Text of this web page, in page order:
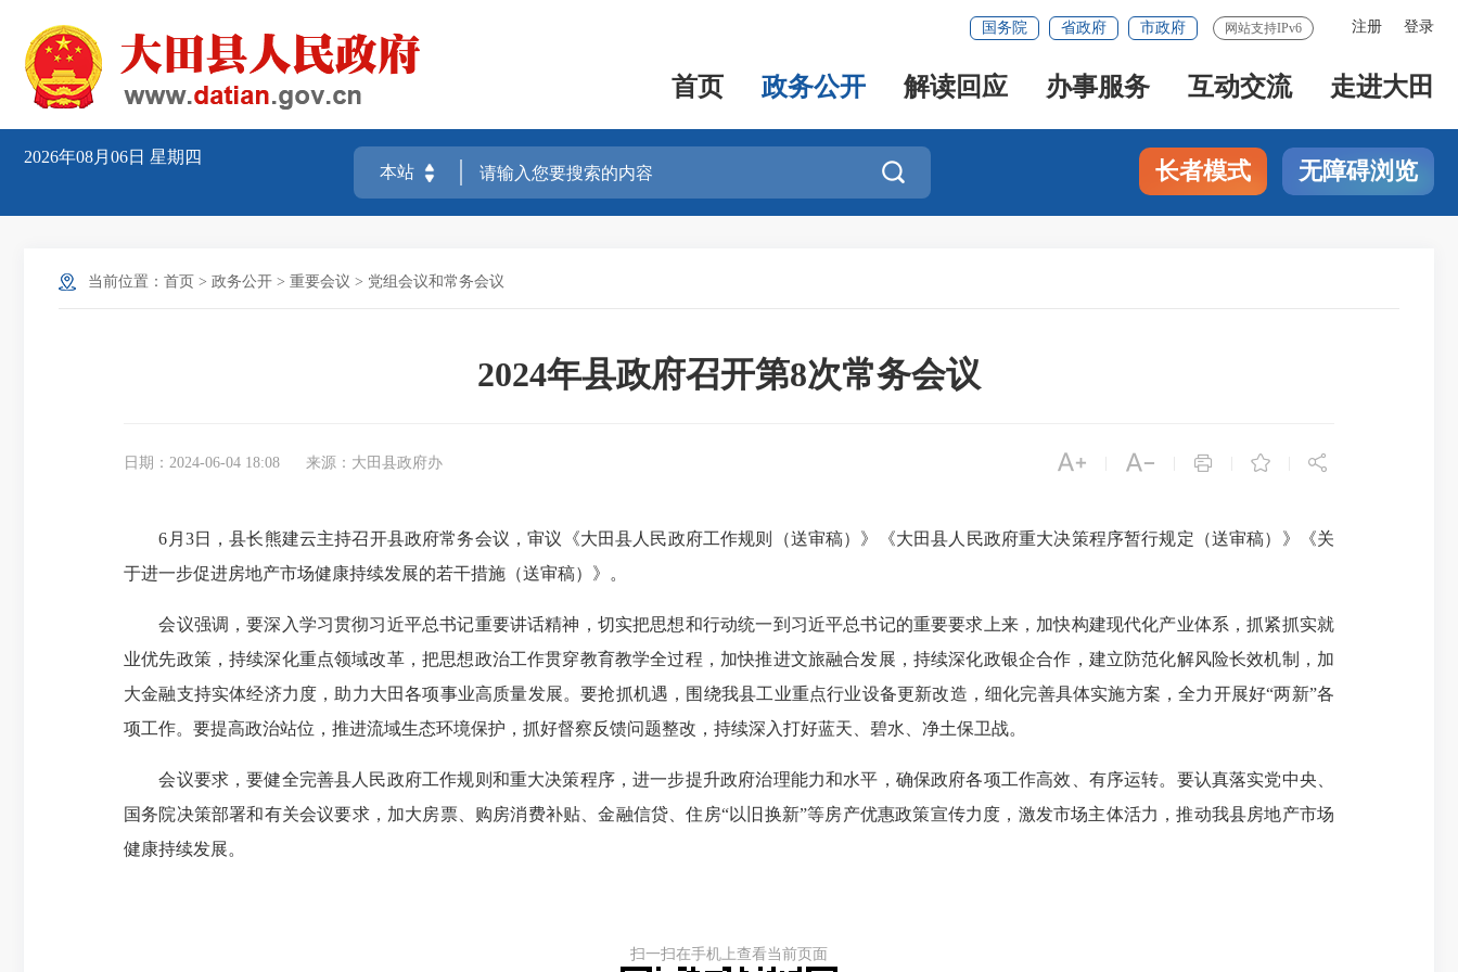
注册 登录
国务院 省政府 市政府 网站支持IPv6
首页 政务公开 解读回应 办事服务 互动交流 走进大田
2026年08月06日 星期四
 长者模式 无障碍浏览
当前位置： 首页 > 政务公开 > 重要会议 > 党组会议和常务会议
2024年县政府召开第8次常务会议
日期：2024-06-04 18:08 来源：大田县政府办     
6月3日，县长熊建云主持召开县政府常务会议，审议《大田县人民政府工作规则（送审稿）》《大田县人民政府重大决策程序暂行规定（送审稿）》《关
于进一步促进房地产市场健康持续发展的若干措施（送审稿）》。
会议强调，要深入学习贯彻习近平总书记重要讲话精神，切实把思想和行动统一到习近平总书记的重要要求上来，加快构建现代化产业体系，抓紧抓实就
业优先政策，持续深化重点领域改革，把思想政治工作贯穿教育教学全过程，加快推进文旅融合发展，持续深化政银企合作，建立防范化解风险长效机制，加
大金融支持实体经济力度，助力大田各项事业高质量发展。要抢抓机遇，围绕我县工业重点行业设备更新改造，细化完善具体实施方案，全力开展好“两新”各
项工作。要提高政治站位，推进流域生态环境保护，抓好督察反馈问题整改，持续深入打好蓝天、碧水、净土保卫战。
会议要求，要健全完善县人民政府工作规则和重大决策程序，进一步提升政府治理能力和水平，确保政府各项工作高效、有序运转。要认真落实党中央、
国务院决策部署和有关会议要求，加大房票、购房消费补贴、金融信贷、住房“以旧换新”等房产优惠政策宣传力度，激发市场主体活力，推动我县房地产市场
健康持续发展。
扫一扫在手机上查看当前页面